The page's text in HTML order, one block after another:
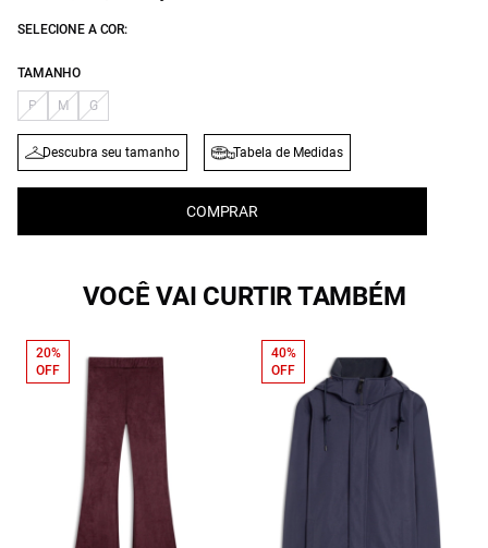
SELECIONE A COR:
TAMANHO
P M G
Descubra seu tamanho Tabela de Medidas
COMPRAR
VOCÊ VAI CURTIR TAMBÉM
20%
OFF
40%
OFF